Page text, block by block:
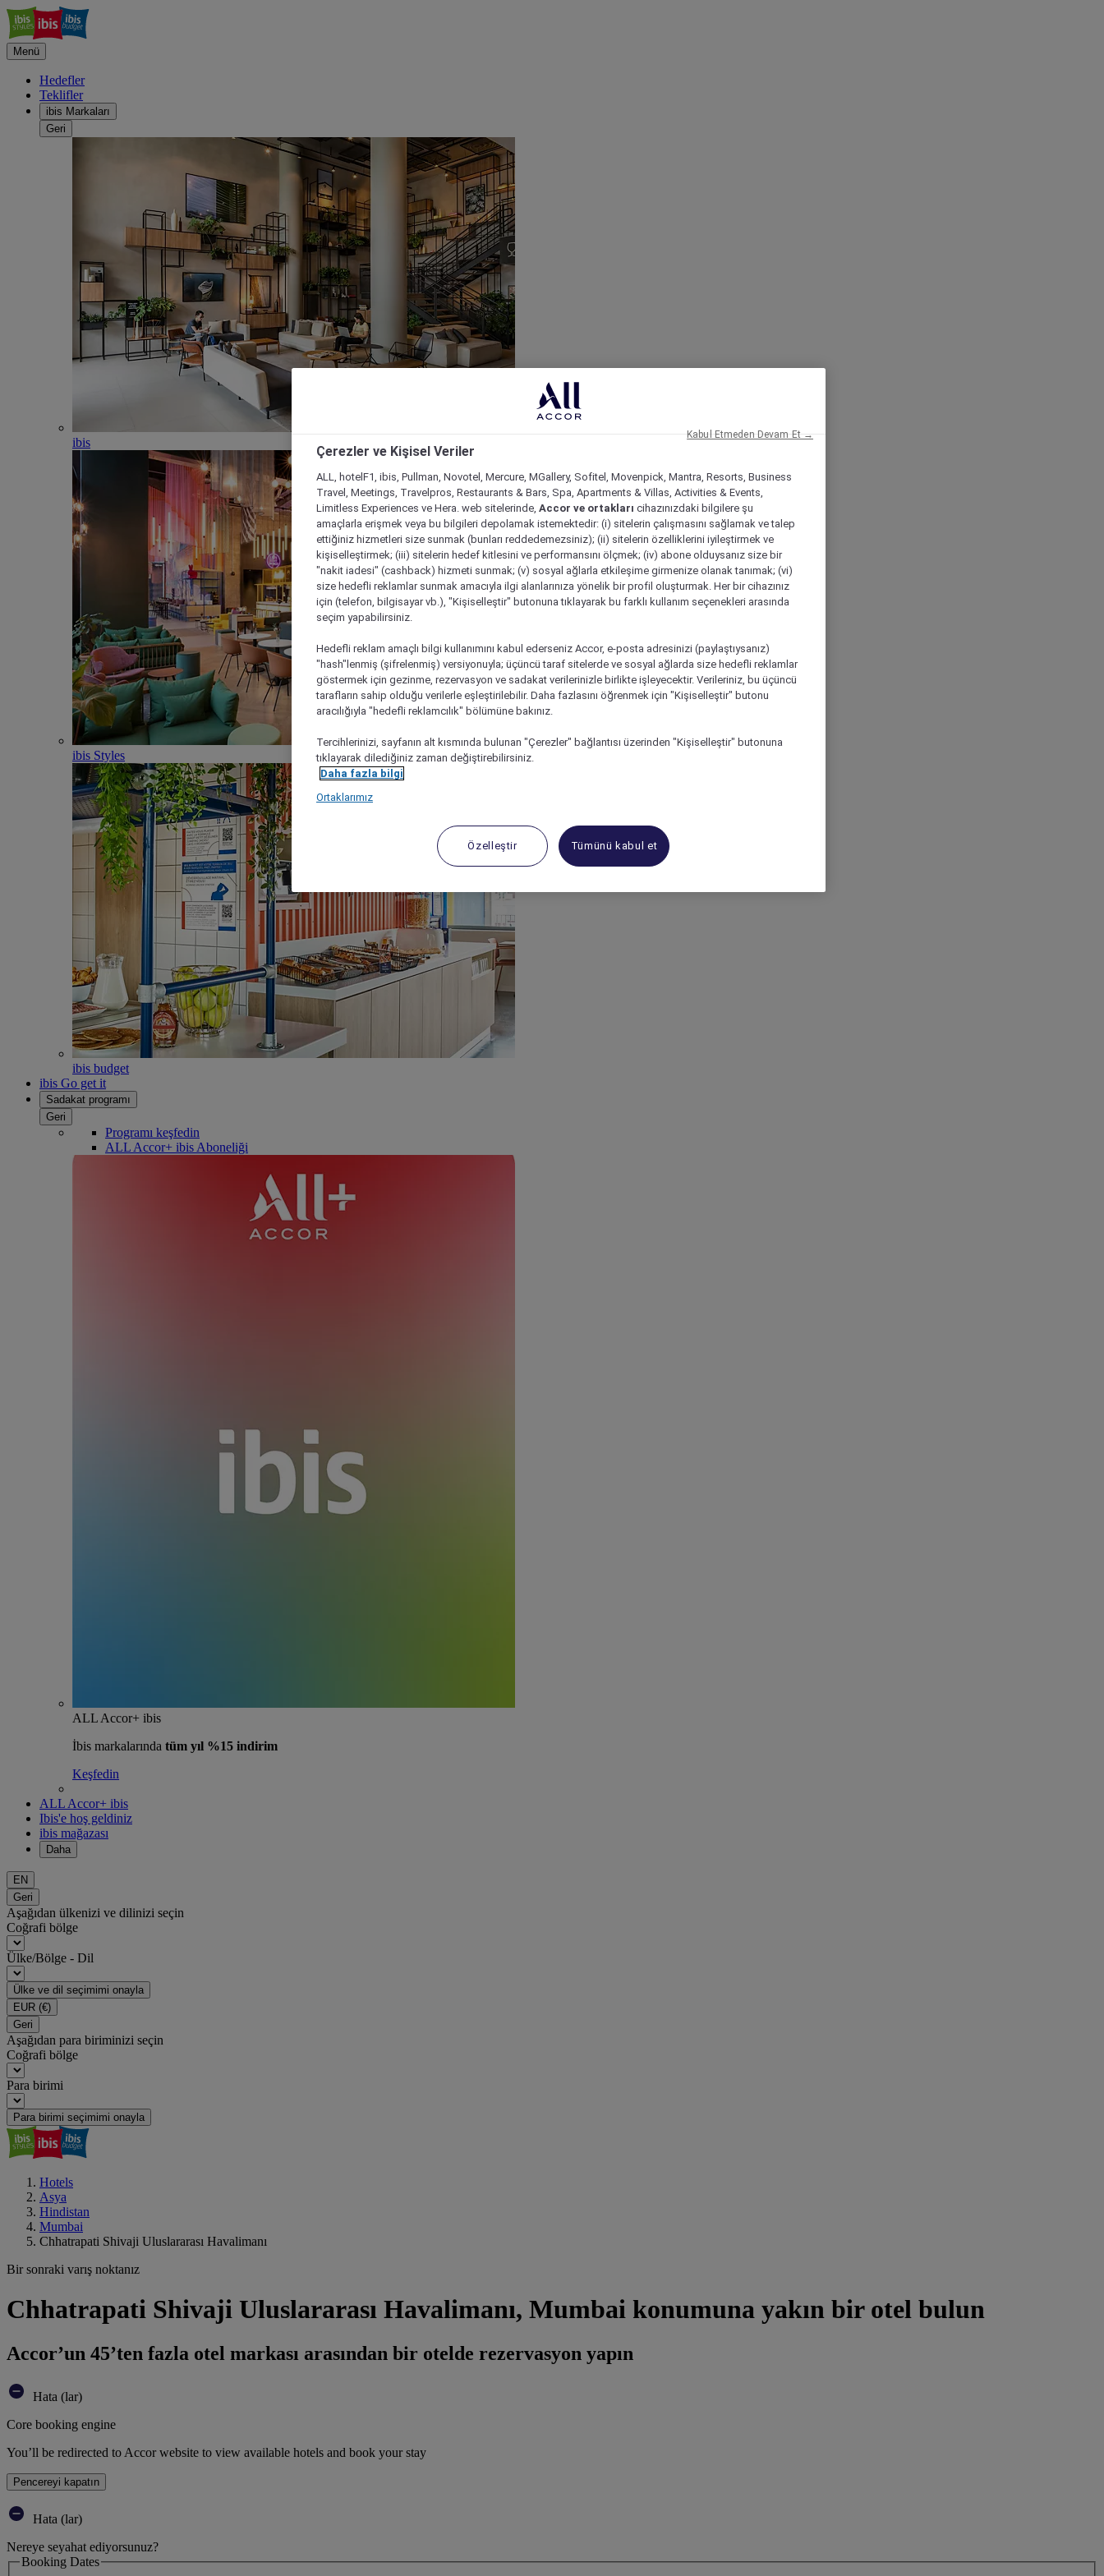
Menü
Hedefler
Teklifler
ibis Markaları
Geri
ibis
ibis Styles
ibis budget
ibis Go get it
Sadakat programı
Geri
Programı keşfedin
ALL Accor+ ibis Aboneliği
ALL Accor+ ibis
İbis markalarında tüm yıl %15 indirim
Keşfedin
ALL Accor+ ibis
Ibis'e hoş geldiniz
ibis mağazası
Daha
EN
Geri
Aşağıdan ülkenizi ve dilinizi seçin
Coğrafi bölge
Ülke/Bölge - Dil
Ülke ve dil seçimimi onayla
EUR (€)
Geri
Aşağıdan para biriminizi seçin
Coğrafi bölge
Para birimi
Para birimi seçimimi onayla
Hotels
Asya
Hindistan
Mumbai
Chhatrapati Shivaji Uluslararası Havalimanı
Bir sonraki varış noktanız
Chhatrapati Shivaji Uluslararası Havalimanı, Mumbai konumuna yakın bir otel bulun
Accor’un 45’ten fazla otel markası arasından bir otelde rezervasyon yapın
Hata (lar)
Core booking engine
You’ll be redirected to Accor website to view available hotels and book your stay
Pencereyi kapatın
Hata (lar)
Nereye seyahat ediyorsunuz?
Booking Dates
Çerezler ve Kişisel Veriler
ALL, hotelF1, ibis, Pullman, Novotel, Mercure, MGallery, Sofitel, Movenpick, Mantra, Resorts, Business
Travel, Meetings, Travelpros, Restaurants & Bars, Spa, Apartments & Villas, Activities & Events,
Limitless Experiences ve Hera. web sitelerinde, Accor ve ortakları cihazınızdaki bilgilere şu
amaçlarla erişmek veya bu bilgileri depolamak istemektedir: (i) sitelerin çalışmasını sağlamak ve talep
ettiğiniz hizmetleri size sunmak (bunları reddedemezsiniz); (ii) sitelerin özelliklerini iyileştirmek ve
kişiselleştirmek; (iii) sitelerin hedef kitlesini ve performansını ölçmek; (iv) abone olduysanız size bir
"nakit iadesi" (cashback) hizmeti sunmak; (v) sosyal ağlarla etkileşime girmenize olanak tanımak; (vi)
size hedefli reklamlar sunmak amacıyla ilgi alanlarınıza yönelik bir profil oluşturmak. Her bir cihazınız
için (telefon, bilgisayar vb.), "Kişiselleştir" butonuna tıklayarak bu farklı kullanım seçenekleri arasında
seçim yapabilirsiniz.
Hedefli reklam amaçlı bilgi kullanımını kabul ederseniz Accor, e-posta adresinizi (paylaştıysanız)
"hash"lenmiş (şifrelenmiş) versiyonuyla; üçüncü taraf sitelerde ve sosyal ağlarda size hedefli reklamlar
göstermek için gezinme, rezervasyon ve sadakat verilerinizle birlikte işleyecektir. Verileriniz, bu üçüncü
tarafların sahip olduğu verilerle eşleştirilebilir. Daha fazlasını öğrenmek için "Kişiselleştir" butonu
aracılığıyla "hedefli reklamcılık" bölümüne bakınız.
Tercihlerinizi, sayfanın alt kısmında bulunan "Çerezler" bağlantısı üzerinden "Kişiselleştir" butonuna
tıklayarak dilediğiniz zaman değiştirebilirsiniz.
Daha fazla bilgi
Ortaklarımız
Özelleştir Tümünü kabul et
Kabul Etmeden Devam Et →